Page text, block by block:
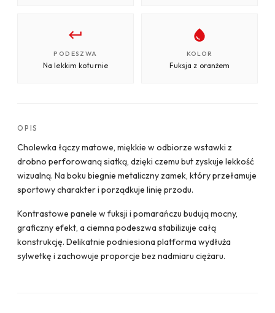
PODESZWA
Na lekkim koturnie
KOLOR
Fuksja z oranżem
OPIS
Cholewka łączy matowe, miękkie w odbiorze wstawki z
drobno perforowaną siatką, dzięki czemu but zyskuje lekkość
wizualną. Na boku biegnie metaliczny zamek, który przełamuje
sportowy charakter i porządkuje linię przodu.
Kontrastowe panele w fuksji i pomarańczu budują mocny,
graficzny efekt, a ciemna podeszwa stabilizuje całą
konstrukcję. Delikatnie podniesiona platforma wydłuża
sylwetkę i zachowuje proporcje bez nadmiaru ciężaru.